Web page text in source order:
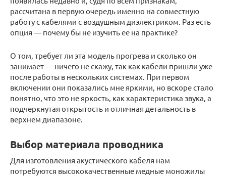
рассчитана в первую очередь именно на совместную
работу с кабелями с воздушным диэлектриком. Раз есть
опция — почему бы не изучить ее на практике?
О том, требует ли эта модель прогрева и сколько он
занимает — ничего не скажу, так как кабели пришли уже
после работы в нескольких системах. При первом
включении они показались мне яркими, но вскоре стало
понятно, что это не яркость, как характеристика звука, а
подчеркнутая открытость и отличная детальность в
верхнем диапазоне.
Выбор материала проводника
Для изготовления акустического кабеля нам
потребуются высококачественные медные моножилы